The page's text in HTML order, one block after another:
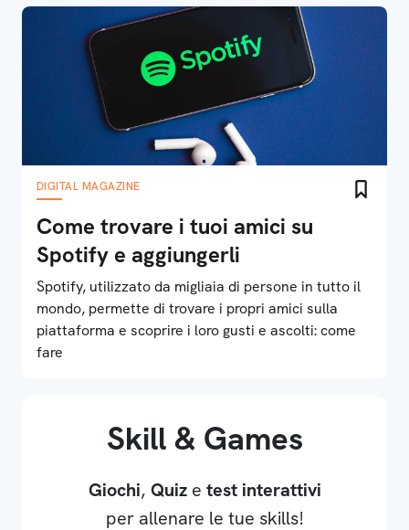
DIGITAL MAGAZINE
Come trovare i tuoi amici su
Spotify e aggiungerli
Spotify, utilizzato da migliaia di persone in tutto il
mondo, permette di trovare i propri amici sulla
piattaforma e scoprire i loro gusti e ascolti: come
fare
Skill & Games
Giochi, Quize test interattivi
per allenare le tue skills!